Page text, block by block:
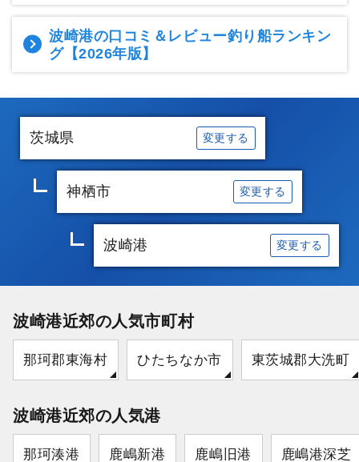
波崎港の口コミ＆レビュー釣り船ランキン
グ【2026年版】
茨城県 変更する
神栖市 変更する
波崎港 変更する
波崎港近郊の人気市町村
那珂郡東海村 ひたちなか市 東茨城郡大洗町
波崎港近郊の人気港
那珂湊港 鹿嶋新港 鹿嶋旧港 鹿嶋港深芝